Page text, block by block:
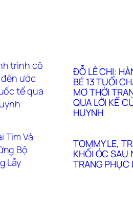
ĐỖ LÊ CHI:
BÉ 13 TUỔI
MƠ THỜI
QUA LỜI KỂ
HUYNH
TOMMY LE,
KHỐI ÓC SAU
TRANG PHỤC